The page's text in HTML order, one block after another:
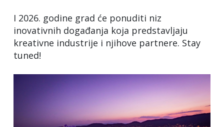
I 2026. godine grad će ponuditi niz
inovativnih događanja koja predstavljaju
kreativne industrije i njihove partnere. Stay
tuned!